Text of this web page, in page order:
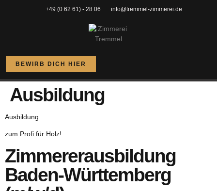
+49 (0 62 61) - 28 06 info@tremmel-zimmerei.de
BEWIRB DICH HIER
Ausbildung
Ausbildung
zum Profi für Holz!
Zimmererausbildung
Baden-Württemberg